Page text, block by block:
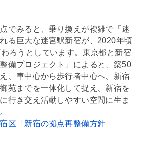
でみると、乗り換えが複雑で「迷
る巨大な迷宮駅新宿が、2020年頃
ろうとしています。東京都と新宿
備プロジェクト」によると、築50
、車中心から歩行者中心へ、新宿
苑までを一体化して捉え、新宿を
行き交え活動しやすい空間に生ま
区「新宿の拠点再整備方針